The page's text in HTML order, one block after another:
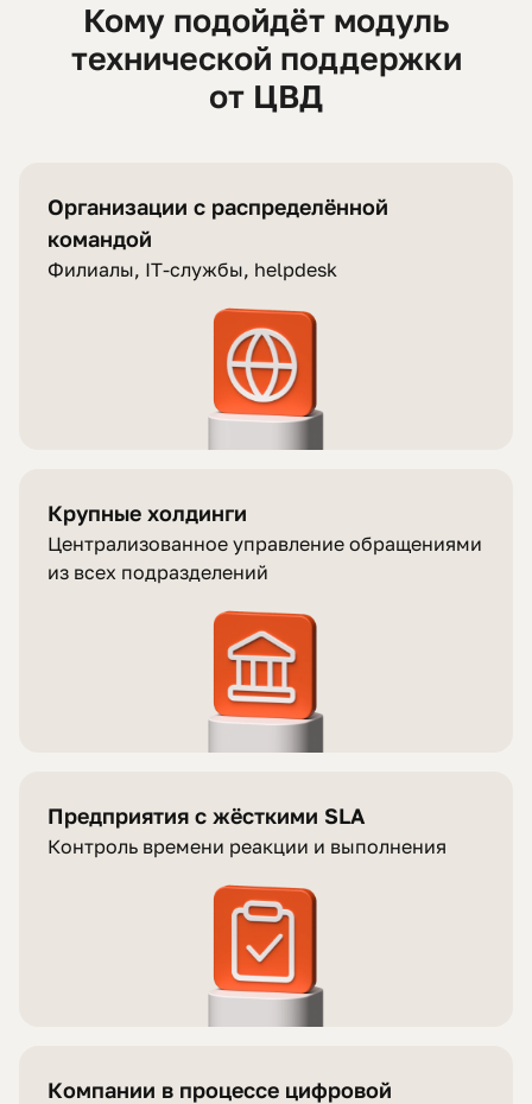
Кому подойдёт модуль
технической поддержки
от ЦВД
Организации с распределённой
командой
Филиалы, IT-службы, helpdesk
Крупные холдинги
Централизованное управление обращениями
из всех подразделений
Предприятия с жёсткими SLA
Контроль времени реакции и выполнения
Компании в процессе цифровой